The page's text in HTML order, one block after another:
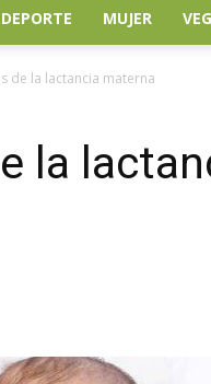
DEPORTE MUJER
de la lactancia materna
la